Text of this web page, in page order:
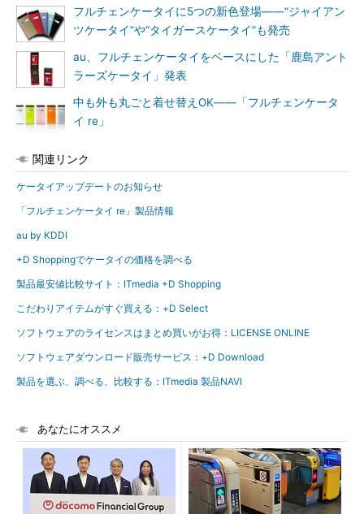
フルチェンケータイに5つの新色登場――“ジャイアン
ツケータイ”や“タイガースケータイ”も発売
au、フルチェンケータイをベースにした「鹿島アント
ラーズケータイ」発表
中も外も丸ごと着せ替えOK――「フルチェンケータ
イ re」
関連リンク
ケータイアップデートのお知らせ
「フルチェンケータイ re」製品情報
au by KDDI
+D Shoppingでケータイの価格を調べる
製品最安値比較サイト：ITmedia +D Shopping
こだわりアイテムがすぐ買える：+D Select
ソフトウェアのライセンスはまとめ買いがお得：LICENSE ONLINE
ソフトウェアダウンロード販売サービス：+D Download
製品を選ぶ、調べる、比較する：ITmedia 製品NAVI
あなたにオススメ